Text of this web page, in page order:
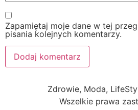
Zapamiętaj moje dane w tej
pisania kolejnych komentarzy.
Zdrowie, Moda,
Wszelkie prawa